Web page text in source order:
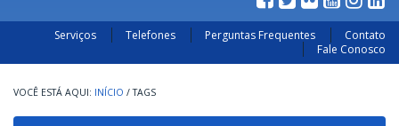
Serviços Telefones Perguntas Frequentes
Contato
Fale Conosco
INÍCIO / TAGS